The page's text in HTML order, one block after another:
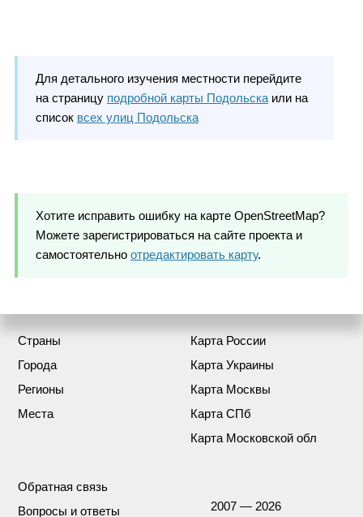
Для детального изучения местности перейдите
на страницу подробной карты Подольскаили на
список всех улиц Подольска
Хотите исправить ошибку на карте OpenStreetMap?
Можете зарегистрироваться на сайте проекта и
самостоятельно отредактировать карту.
Страны
Города
Регионы
Места
Карта России
Карта Украины
Карта Москвы
Карта СПб
Карта Московской обл
Обратная связь
Вопросы и ответы
2007 — 2026